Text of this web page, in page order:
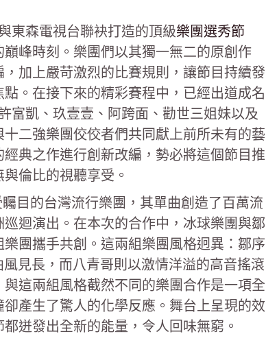
東森電視台聯袂打造的頂級樂團選秀節
巔峰時刻。樂團們以其獨一無二的原創作
加上嚴苛激烈的比賽規則，讓節目持續發
。在接下來的精彩賽程中，已經出道成名
富凱、玖壹壹、阿跨面、勸世三姐妹以及
二強樂團佼佼者們共同獻上前所未有的藝
典之作進行創新改編，勢必將這個節目推
倫比的視聽享受。
目的台灣流行樂團，其單曲創造了百萬流
迴演出。在本次的合作中，冰球樂團與鄒
團攜手共創。這兩組樂團風格迥異：鄒序
見長，而八青哥則以激情洋溢的高音搖滾
這兩組風格截然不同的樂團合作是一項全
產生了驚人的化學反應。舞台上呈現的效
迸發出全新的能量，令人回味無窮。